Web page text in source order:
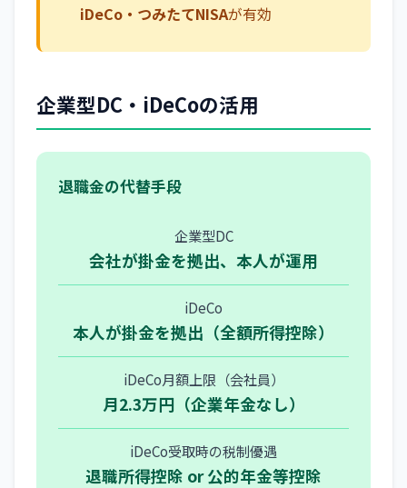
iDeCo・つみたてNISAが有効
企業型DC・iDeCoの活用
退職金の代替手段
企業型DC
会社が掛金を拠出、本人が運用
iDeCo
本人が掛金を拠出（全額所得控除）
iDeCo月額上限（会社員）
月2.3万円（企業年金なし）
iDeCo受取時の税制優遇
退職所得控除 or 公的年金等控除